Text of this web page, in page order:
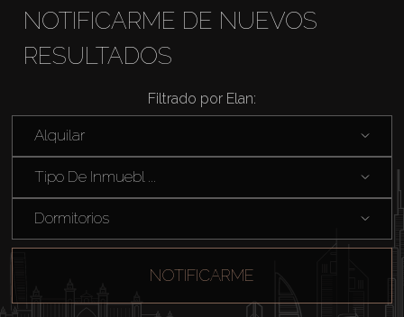
Alquilar
Venta
Sobre Plano
Agentes
NOTIFICARME DE NUEVOS
RESULTADOS
Filtrado por Elan:
Alquilar
Tipo De Inmuebl ...
Dormitorios
NOTIFICARME